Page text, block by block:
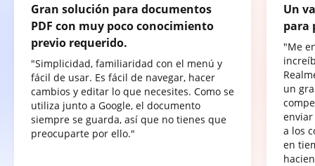
Gran solución para documentos
PDF con muy poco conocimiento
previo requerido.
"Simplicidad, familiaridad con el menú y
fácil de usar. Es fácil de navegar, hacer
cambios y editar lo que necesites. Como se
utiliza junto a Google, el documento
siempre se guarda, así que no tienes que
preocuparte por ello."
Un
para
"Me
un
a los
en